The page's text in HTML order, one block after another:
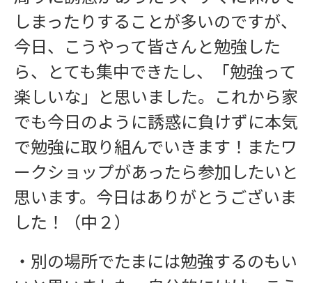
しまったりすることが多いのですが、
今日、こうやって皆さんと勉強した
ら、とても集中できたし、「勉強って
楽しいな」と思いました。これから家
でも今日のように誘惑に負けずに本気
で勉強に取り組んでいきます！またワ
ークショップがあったら参加したいと
思います。今日はありがとうございま
した！（中２）
・別の場所でたまには勉強するのもい